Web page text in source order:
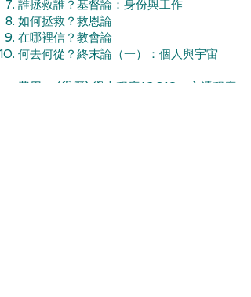
誰拯救誰？基督論：身份與工作
如何拯救？救恩論
在哪裡信？教會論
何去何從？終末論（一）：個人與宇宙
費用： (學歷) 學士程度$2,310、文憑程度